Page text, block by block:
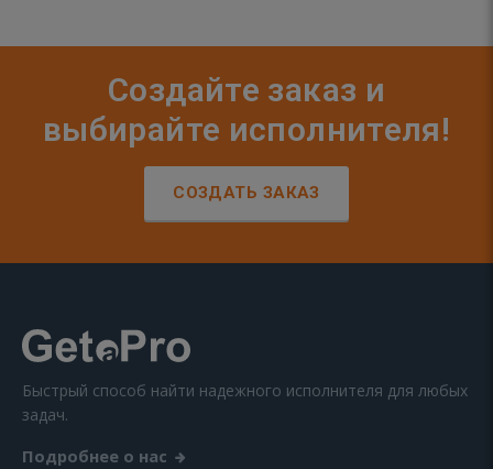
Создайте заказ и
выбирайте исполнителя!
СОЗДАТЬ ЗАКАЗ
Быстрый способ найти надежного исполнителя для любых
задач.
Подробнее о нас